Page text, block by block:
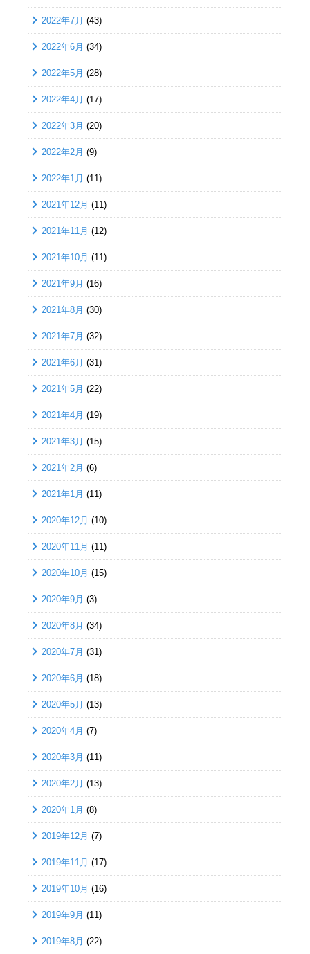
2022年7月 (43)
2022年6月 (34)
2022年5月 (28)
2022年4月 (17)
2022年3月 (20)
2022年2月 (9)
2022年1月 (11)
2021年12月 (11)
2021年11月 (12)
2021年10月 (11)
2021年9月 (16)
2021年8月 (30)
2021年7月 (32)
2021年6月 (31)
2021年5月 (22)
2021年4月 (19)
2021年3月 (15)
2021年2月 (6)
2021年1月 (11)
2020年12月 (10)
2020年11月 (11)
2020年10月 (15)
2020年9月 (3)
2020年8月 (34)
2020年7月 (31)
2020年6月 (18)
2020年5月 (13)
2020年4月 (7)
2020年3月 (11)
2020年2月 (13)
2020年1月 (8)
2019年12月 (7)
2019年11月 (17)
2019年10月 (16)
2019年9月 (11)
2019年8月 (22)